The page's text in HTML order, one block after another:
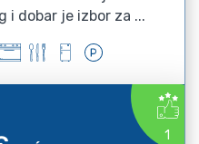
i dobar je izbor za ...
1